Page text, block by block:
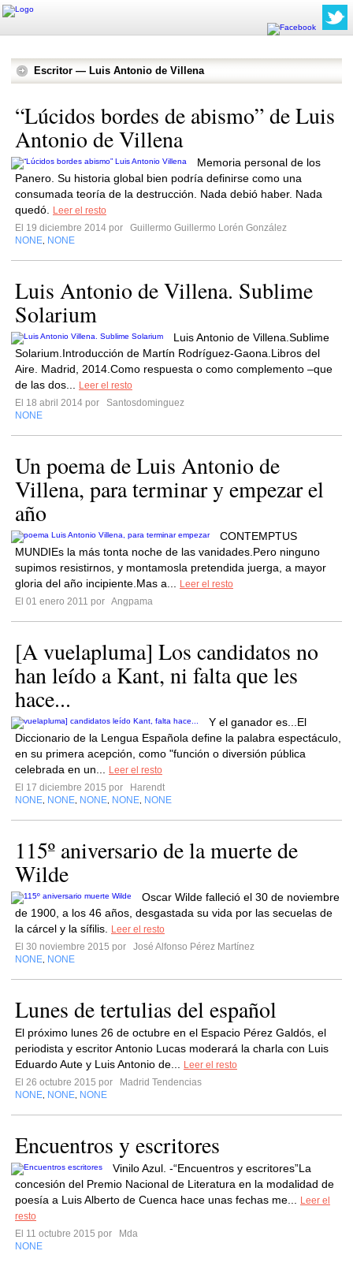
Escritor — Luis Antonio de Villena
“Lúcidos bordes de abismo” de Luis
Antonio de Villena
Memoria personal de los
Panero. Su historia global bien podría definirse como una
consumada teoría de la destrucción. Nada debió haber. Nada
quedó.
Leer el resto
El 19 diciembre 2014 por
Guillermo Guillermo Lorén González
NONE NONE
Luis Antonio de Villena. Sublime
Solarium
Luis Antonio de Villena.Sublime
Solarium.Introducción de Martín Rodríguez-Gaona.Libros del
Aire. Madrid, 2014.Como respuesta o como complemento –que
de las dos...
Leer el resto
El 18 abril 2014 por
Santosdominguez
NONE
Un poema de Luis Antonio de
Villena, para terminar y empezar el
año
CONTEMPTUS
MUNDIEs la más tonta noche de las vanidades.Pero ninguno
supimos resistirnos, y montamosla pretendida juerga, a mayor
gloria del año incipiente.Mas a...
Leer el resto
El 01 enero 2011 por Angpama
[A vuelapluma] Los candidatos no
han leído a Kant, ni falta que les
hace...
Y el ganador es...El
Diccionario de la Lengua Española define la palabra espectáculo,
en su primera acepción, como "función o diversión pública
celebrada en un...
Leer el resto
El 17 diciembre 2015 por
Harendt
NONE NONE NONE NONE NONE
115º aniversario de la muerte de
Wilde
Oscar Wilde falleció el 30 de noviembre
de 1900, a los 46 años, desgastada su vida por las secuelas de
la cárcel y la sífilis.
Leer el resto
El 30 noviembre 2015 por
José Alfonso Pérez Martínez
NONE NONE
Lunes de tertulias del español
El próximo lunes 26 de octubre en el Espacio Pérez Galdós, el
periodista y escritor Antonio Lucas moderará la charla con Luis
Eduardo Aute y Luis Antonio de...
Leer el resto
El 26 octubre 2015 por
Madrid Tendencias
NONE NONE NONE
Encuentros y escritores
Vinilo Azul. -“Encuentros y escritores”La
concesión del Premio Nacional de Literatura en la modalidad de
poesía a Luis Alberto de Cuenca hace unas fechas me...
Leer el
resto
El 11 octubre 2015 por
Mda
NONE